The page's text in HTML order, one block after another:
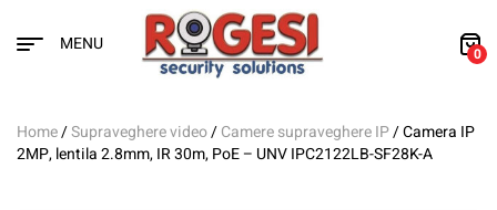
MENU 0
Home/Supraveghere video/Camere supraveghere IP/ Camera IP
2MP, lentila 2.8mm, IR 30m, PoE – UNV IPC2122LB-SF28K-A